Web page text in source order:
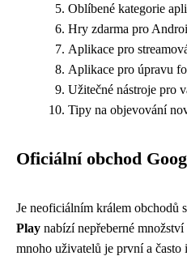
Oblíbené kategorie
Hry zdarma pro
Aplikace pro
Aplikace pro úpravu
Užitečné nástroje pro
Tipy na objevování
Oficiální obchod
Je neoficiálním králem obchodů
Play nabízí nepřeberné
mnoho uživatelů je první a